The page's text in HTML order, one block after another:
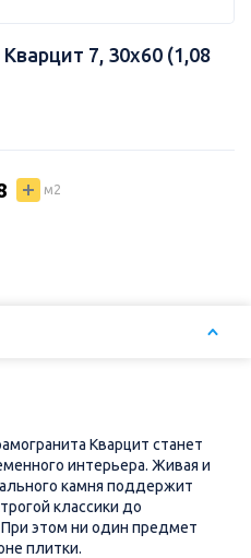
7, 30х60 (1,08
м2
Кварцит станет
интерьера. Живая и
камня поддержит
классики до
этом ни один предмет
плитки.